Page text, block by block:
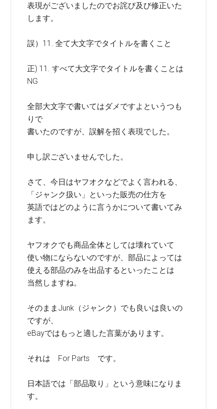
表現がございましたのでお詫び及び修正いた
します。
誤）11. 全て大文字でタイトルを書くこと
正) 11. すべて大文字でタイトルを書くことは
NG
全部大文字で書いてはダメですよというつも
りで
書いたのですが、誤解を招く表現でした。
申し訳ございませんでした。
さて、今日はヤフオクなどでよく言われる、
「ジャンク扱い」といった販売の仕方を
英語ではどのように言うかについて書いてみ
ます。
ヤフオクでも商品全体としては壊れていて
使い物にならないのですが、部品によっては
使える部品のみを出品するといったことは
当然しますね。
そのままJunk（ジャンク）でも良いは良いの
ですが、
eBayではもっと適した言葉があります。
それは For Parts です。
日本語では「部品取り」という意味になりま
す。